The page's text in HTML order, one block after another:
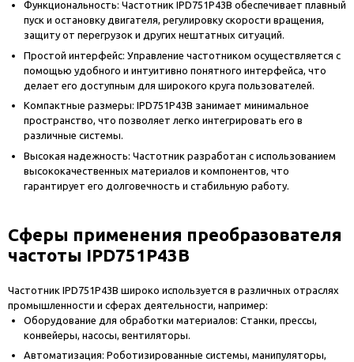
Функциональность: Частотник IPD751P43B обеспечивает плавный
пуск и остановку двигателя, регулировку скорости вращения,
защиту от перегрузок и других нештатных ситуаций.
Простой интерфейс: Управление частотником осуществляется с
помощью удобного и интуитивно понятного интерфейса, что
делает его доступным для широкого круга пользователей.
Компактные размеры: IPD751P43B занимает минимальное
пространство, что позволяет легко интегрировать его в
различные системы.
Высокая надежность: Частотник разработан с использованием
высококачественных материалов и компонентов, что
гарантирует его долговечность и стабильную работу.
Сферы применения преобразователя
частоты IPD751P43B
Частотник IPD751P43B широко используется в различных отраслях
промышленности и сферах деятельности, например:
Оборудование для обработки материалов: Станки, прессы,
конвейеры, насосы, вентиляторы.
Автоматизация: Роботизированные системы, манипуляторы,